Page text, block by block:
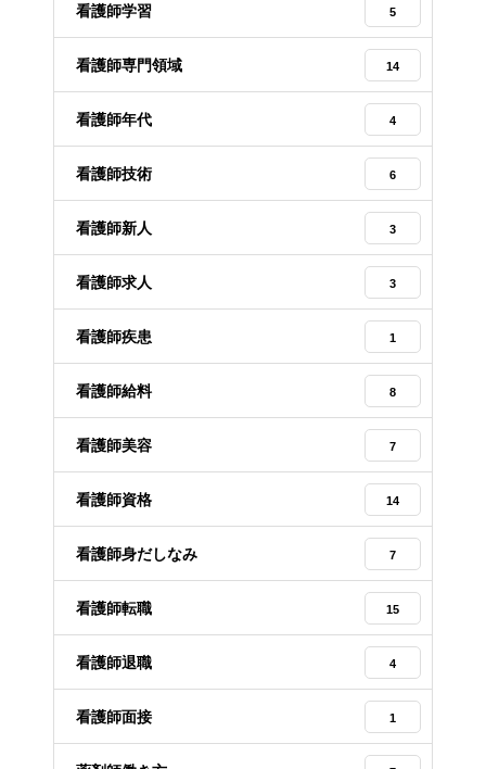
看護師学習 5
看護師専門領域 14
看護師年代 4
看護師技術 6
看護師新人 3
看護師求人 3
看護師疾患 1
看護師給料 8
看護師美容 7
看護師資格 14
看護師身だしなみ 7
看護師転職 15
看護師退職 4
看護師面接 1